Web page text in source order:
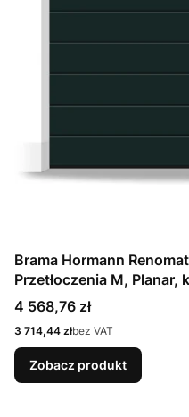
Brama Hormann
Przetłoczenia M,
deluxe + Prowadzenie N
Cena
4 568,76 zł
Cena
3 714,44 złbez VAT
Zobacz produkt